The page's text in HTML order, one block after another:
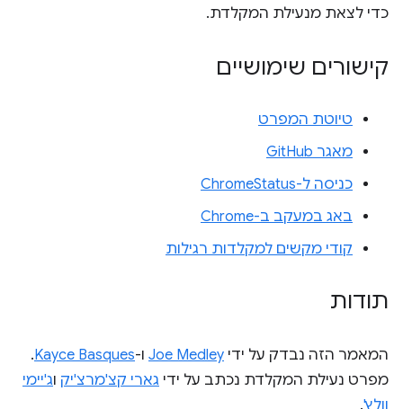
כדי לצאת מנעילת המקלדת.
קישורים שימושיים
טיוטת המפרט
מאגר GitHub
כניסה ל-ChromeStatus
באג במעקב ב-Chrome
קודי מקשים למקלדות רגילות
תודות
המאמר הזה נבדק על ידי Joe Medley ו-Kayce Basques
.
מפרט נעילת המקלדת נכתב על ידי גארי קצ'מרצ'יק וג'יימי
וולץ'.